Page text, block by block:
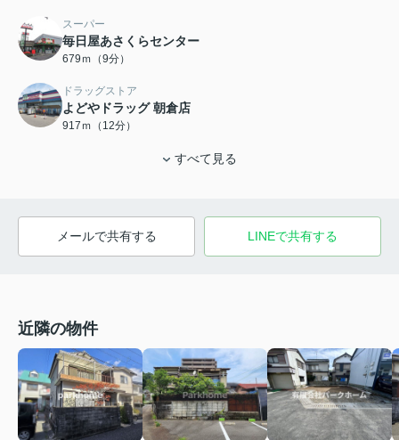
スーパー
毎日屋あさくらセンター
679ｍ（9分）
ドラッグストア
よどやドラッグ 朝倉店
917ｍ（12分）
すべて見る
メールで共有する LINEで共有する
近隣の物件